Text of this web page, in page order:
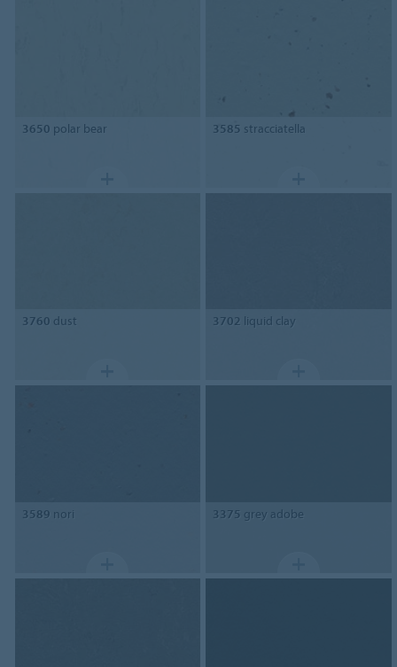
3650 polar bear 3585 stracciatella
3760 dust 3702 liquid clay
3589 nori 3375 grey adobe